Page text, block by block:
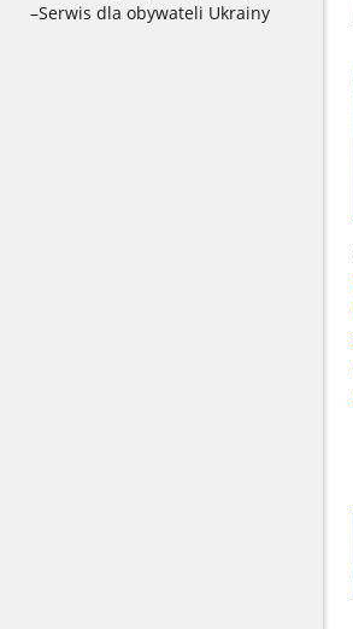
–Serwis dla obywateli Ukrainy